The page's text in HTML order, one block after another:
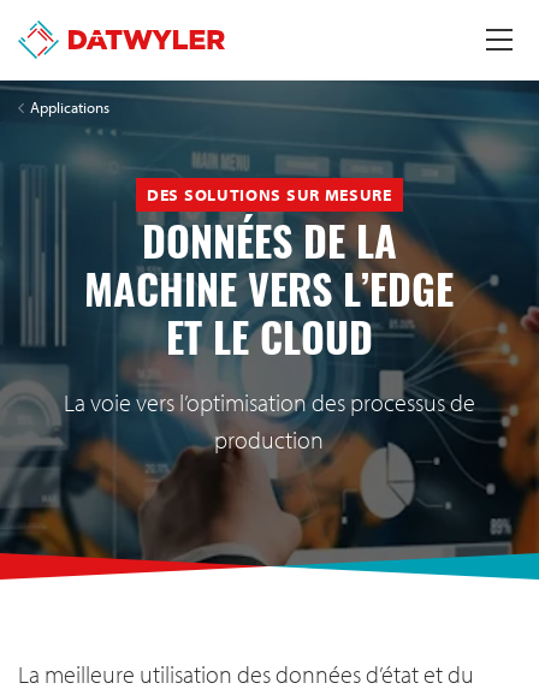
Applications
DES SOLUTIONS SUR MESURE
DONNÉES DE LA
MACHINE VERS L’EDGE
ET LE CLOUD
La voie vers l’optimisation des processus de
production
La meilleure utilisation des données d’état et du